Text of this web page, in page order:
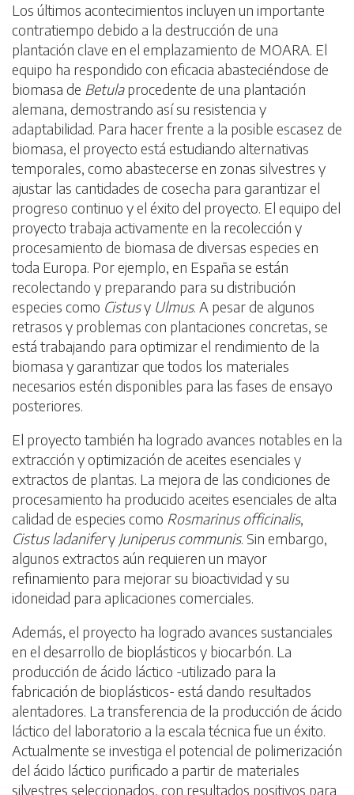
Los últimos acontecimientos incluyen un importante
contratiempo debido a la destrucción de una
plantación clave en el emplazamiento de MOARA. El
equipo ha respondido con eficacia abasteciéndose de
biomasa de Betulaprocedente de una plantación
alemana, demostrando así su resistencia y
adaptabilidad. Para hacer frente a la posible escasez de
biomasa, el proyecto está estudiando alternativas
temporales, como abastecerse en zonas silvestres y
ajustar las cantidades de cosecha para garantizar el
progreso continuo y el éxito del proyecto. El equipo del
proyecto trabaja activamente en la recolección y
procesamiento de biomasa de diversas especies en
toda Europa. Por ejemplo, en España se están
recolectando y preparando para su distribución
especies como Cistusy Ulmus. A pesar de algunos
retrasos y problemas con plantaciones concretas, se
está trabajando para optimizar el rendimiento de la
biomasa y garantizar que todos los materiales
necesarios estén disponibles para las fases de ensayo
posteriores.
El proyecto también ha logrado avances notables en la
extracción y optimización de aceites esenciales y
extractos de plantas. La mejora de las condiciones de
procesamiento ha producido aceites esenciales de alta
calidad de especies como Rosmarinus officinalis,
Cistus ladanifery Juniperus communis. Sin embargo,
algunos extractos aún requieren un mayor
refinamiento para mejorar su bioactividad y su
idoneidad para aplicaciones comerciales.
Además, el proyecto ha logrado avances sustanciales
en el desarrollo de bioplásticos y biocarbón. La
producción de ácido láctico -utilizado para la
fabricación de bioplásticos- está dando resultados
alentadores. La transferencia de la producción de ácido
láctico del laboratorio a la escala técnica fue un éxito.
Actualmente se investiga el potencial de polimerización
del ácido láctico purificado a partir de materiales
silvestres seleccionados, con resultados positivos para